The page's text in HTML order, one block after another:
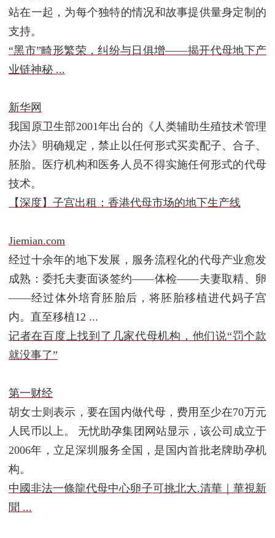
站在一起，为每个独特的情况和故事提供量身定制的
支持。
“黑市”畸形繁荣，纠纷与日俱增——揭开代母地下产
业链神秘 ...
新华网
我国原卫生部2001年出台的《人类辅助生殖技术管理
办法》明确规定，禁止以任何形式买卖配子、合子、
胚胎。医疗机构和医务人员不得实施任何形式的代母
技术。
【深度】子宫出租：香港代母市场的地下生产线
Jiemian.com
经过十余年的地下发展，服务流程化的代母产业愈发
成熟：委托夫妻面谈签约——体检——夫妻取精、卵
——经过体外培育胚胎后，将胚胎移植进代妈子宫
内。直至移植12 ...
记者在百度上找到了几家代母机构，他们说“罚个款
就没事了”
第一财经
胡女士则表示，要在国内做代母，费用至少在70万元
人民币以上。 无忧助孕集团网站显示，该公司成立于
2006年，立足深圳服务全国，是国内首批老牌助孕机
构。
中國非法一條龍代母中心卵子可挑北大.清華｜華視新
聞 ...